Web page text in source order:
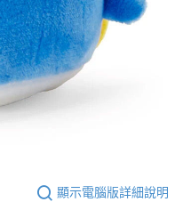
顯示電腦版詳細說明